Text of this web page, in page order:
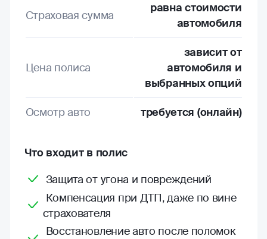
Страховая сумма
равна стоимости
автомобиля
Цена полиса
зависит от
автомобиля и
выбранных опций
Осмотр авто требуется (онлайн)
Что входит в полис
Защита от угона и повреждений
Компенсация при ДТП, даже по вине
страхователя
Восстановление авто после поломок